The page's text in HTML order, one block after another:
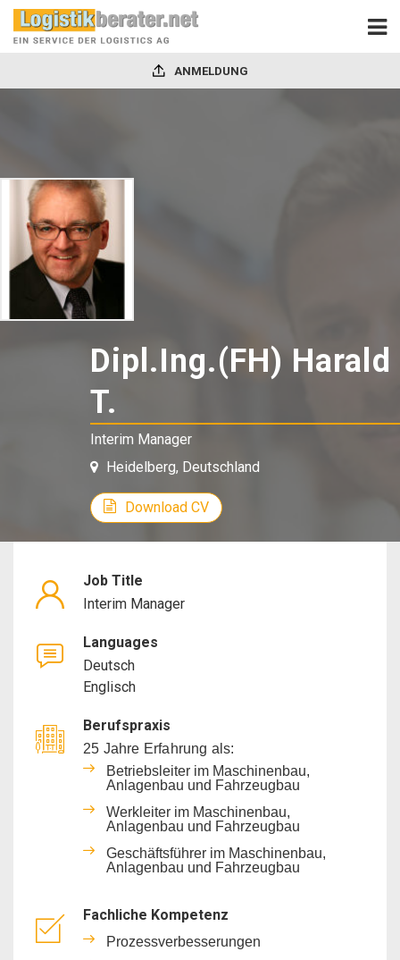
ANMELDUNG
Dipl.Ing.(FH) Harald
T.
Interim
Manager
Interim Manager
Heidelberg, Deutschland
Download CV
Job Title
Interim Manager
Languages
Deutsch
Englisch
Berufspraxis
25 Jahre Erfahrung als:
Betriebsleiter im Maschinenbau,
Anlagenbau und Fahrzeugbau
Werkleiter im Maschinenbau,
Anlagenbau und Fahrzeugbau
Geschäftsführer im Maschinenbau,
Anlagenbau und Fahrzeugbau
Fachliche Kompetenz
Prozessverbesserungen